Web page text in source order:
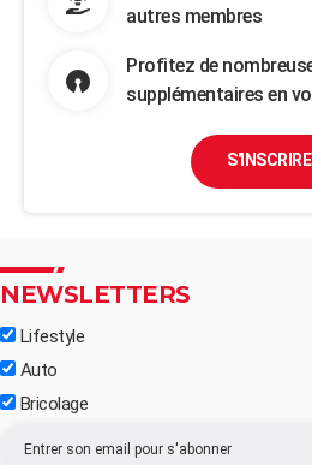
autres membres
Profitez de
supplémentaires en
S'INSCRIRE
NEWSLETTERS
Lifestyle
Auto
Bricolage